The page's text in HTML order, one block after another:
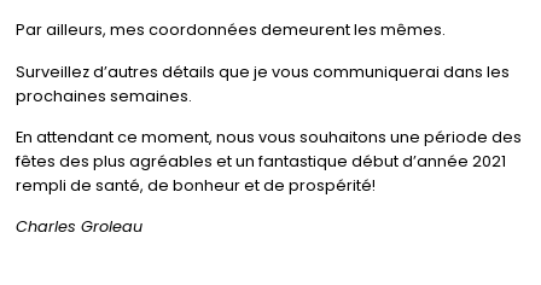
Par ailleurs, mes coordonnées demeurent les mêmes.
Surveillez d’autres détails que je vous communiquerai dans les
prochaines semaines.
En attendant ce moment, nous vous souhaitons une période des
fêtes des plus agréables et un fantastique début d’année 2021
rempli de santé, de bonheur et de prospérité!
Charles Groleau